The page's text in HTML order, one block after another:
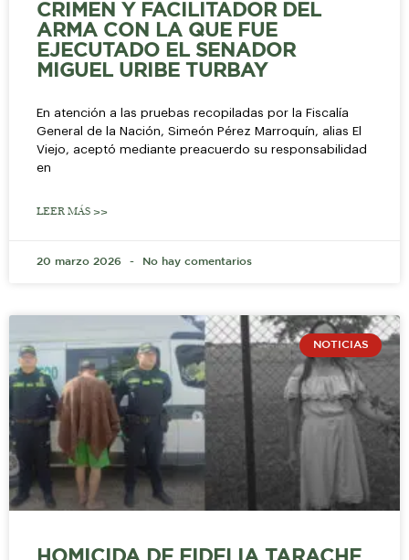
CRIMEN Y FACILITADOR DEL
ARMA CON LA QUE FUE
EJECUTADO EL SENADOR
MIGUEL URIBE TURBAY
En atención a las pruebas recopiladas por la Fiscalía
General de la Nación, Simeón Pérez Marroquín, alias El
Viejo, aceptó mediante preacuerdo su responsabilidad
en
LEER MÁS >>
20 marzo 2026 No hay comentarios
NOTICIAS